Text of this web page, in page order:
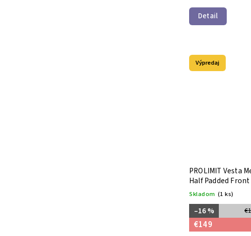
Detail
Výpredaj
PROLIMIT Vesta
Half Padded
Skladom (1 ks)
–16 %
€149